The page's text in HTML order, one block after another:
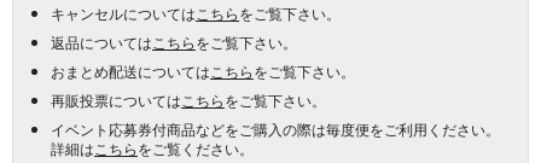
キャンセルについては こちらをご覧下さい。
返品については こちらをご覧下さい。
おまとめ配送については こちらをご覧下さい。
再販投票については こちらをご覧下さい。
イベント応募券付商品などをご購入の際は毎度便をご利用ください。
詳細は こちらをご覧ください。